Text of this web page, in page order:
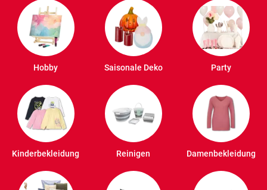
Hobby Saisonale Deko Party
Kinderbekleidung Reinigen Damenbekleidung